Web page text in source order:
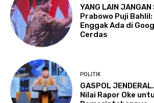
YANG LAIN JANGAN
Prabowo Puji
Enggak Ada di
Cerdas
POLITIK
GASPOL
Nilai Rapor Oke